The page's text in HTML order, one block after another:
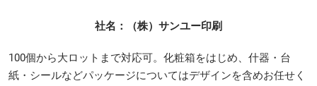
社名：（株）サンユー印刷
100個から大ロットまで対応可。化粧箱をはじめ、什器・台
紙・シールなどパッケージについてはデザインを含めお任せく